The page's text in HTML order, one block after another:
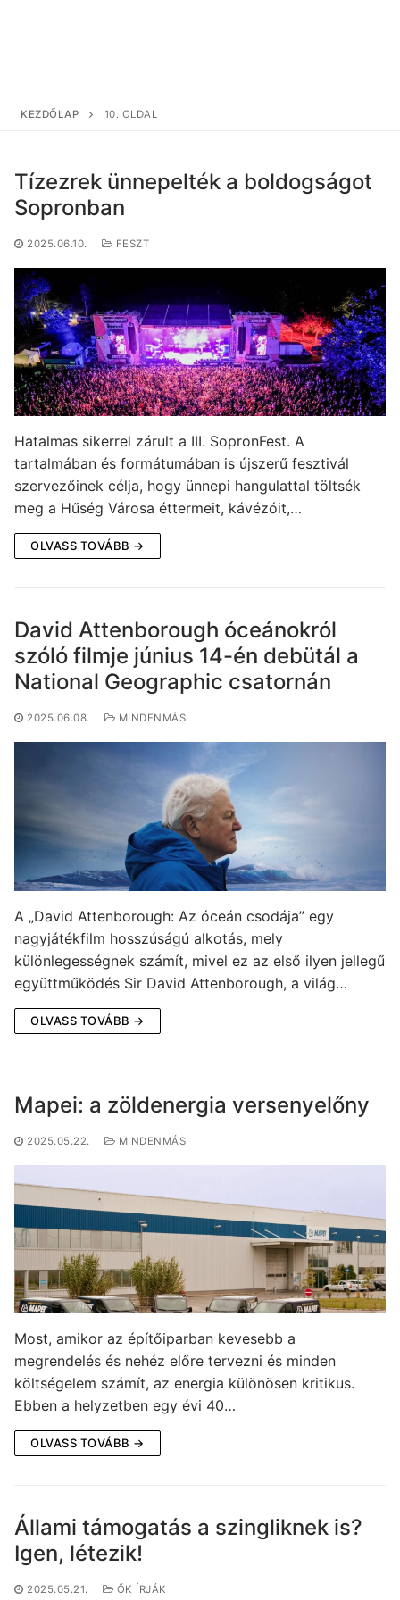
KEZDŐLAP 10. OLDAL
Tízezrek ünnepelték a boldogságot
Sopronban
2025.06.10. FESZT
Hatalmas sikerrel zárult a III. SopronFest. A
tartalmában és formátumában is újszerű fesztivál
szervezőinek célja, hogy ünnepi hangulattal töltsék
meg a Hűség Városa éttermeit, kávézóit,…
OLVASS TOVÁBB →
David Attenborough óceánokról
szóló filmje június 14-én debütál a
National Geographic csatornán
2025.06.08. MINDENMÁS
A „David Attenborough: Az óceán csodája” egy
nagyjátékfilm hosszúságú alkotás, mely
különlegességnek számít, mivel ez az első ilyen jellegű
együttműködés Sir David Attenborough, a világ…
OLVASS TOVÁBB →
Mapei: a zöldenergia versenyelőny
2025.05.22. MINDENMÁS
Most, amikor az építőiparban kevesebb a
megrendelés és nehéz előre tervezni és minden
költségelem számít, az energia különösen kritikus.
Ebben a helyzetben egy évi 40…
OLVASS TOVÁBB →
Állami támogatás a szingliknek is?
Igen, létezik!
2025.05.21. ŐK ÍRJÁK